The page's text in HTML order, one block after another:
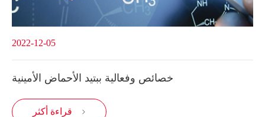
2022-12-05
خصائص وفعالية ببتيد الأحماض الأمينية
قراءة أكثر 